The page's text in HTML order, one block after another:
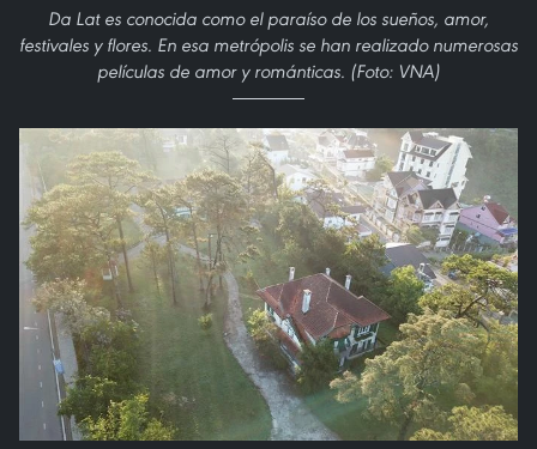
Da Lat es conocida como el paraíso de los sueños, amor,
festivales y flores. En esa metrópolis se han realizado numerosas
películas de amor y románticas. (Foto: VNA)